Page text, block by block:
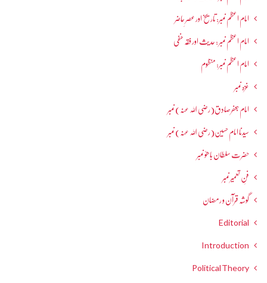
امام اعظم نمبر: تاریخ اور عصرِ حاضر
امام اعظم نمبر : حدیث اور فقہ حنفی
امام اعظم نمبر: منظوم
غزہ نمبر
امام جعفرصادق(رضی اللہ عنہ) نمبر
سیدنا امام حسین(رضی اللہ عنہ) نمبر
حضرت سلطان باھوؒ نمبر
فنِ تعمیر نمبر
گوشہ قرآن و رمضان
Editorial
Introduction
Political Theory